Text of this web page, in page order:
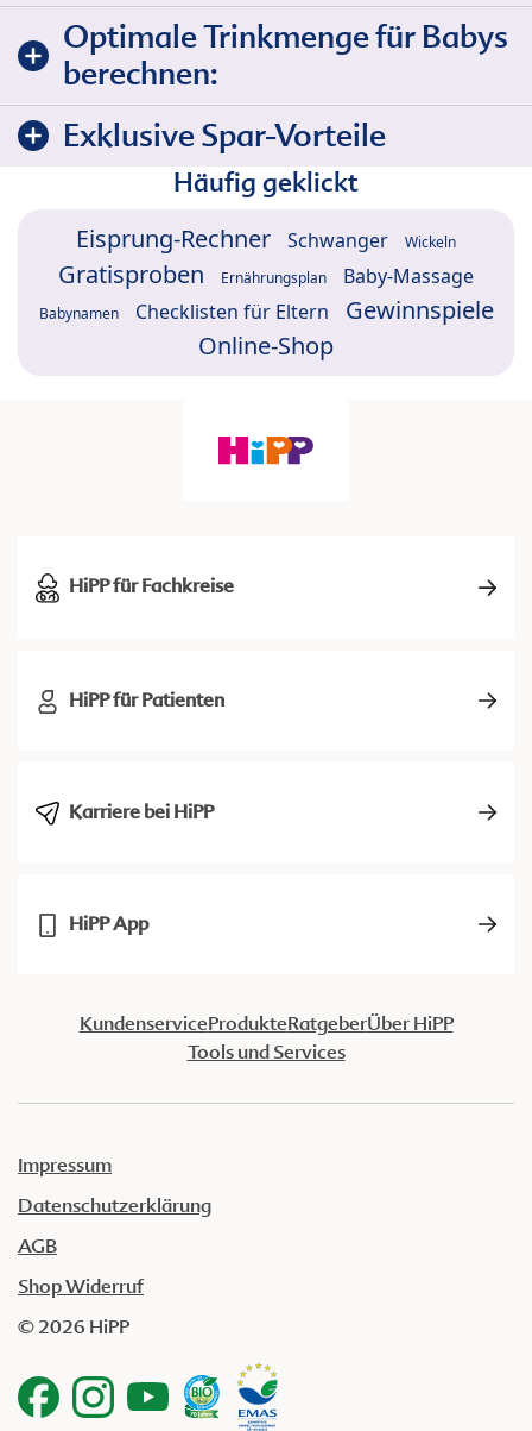
Optimale Trinkmenge für Babys
berechnen:
Exklusive Spar-Vorteile
Häufig geklickt
Eisprung-Rechner Schwanger Wickeln
Gratisproben Ernährungsplan Baby-Massage
Babynamen Checklisten für Eltern
Gewinnspiele
Online-Shop
HiPP für Fachkreise
HiPP für Patienten
Karriere bei HiPP
HiPP App
KundenserviceProdukteRatgeberÜber HiPP
Tools und Services
Impressum
Datenschutzerklärung
AGB
Shop Widerruf
© 2026 HiPP